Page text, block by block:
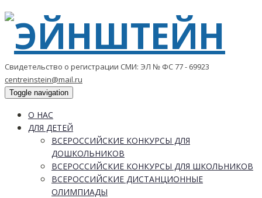
Свидетельство о регистрации СМИ: ЭЛ № ФС 77 - 69923
centreinstein@mail.ru
Toggle navigation
О НАС
ДЛЯ ДЕТЕЙ
ВСЕРОССИЙСКИЕ КОНКУРСЫ ДЛЯ
ДОШКОЛЬНИКОВ
ВСЕРОССИЙСКИЕ КОНКУРСЫ ДЛЯ ШКОЛЬНИКОВ
ВСЕРОССИЙСКИЕ ДИСТАНЦИОННЫЕ
ОЛИМПИАДЫ